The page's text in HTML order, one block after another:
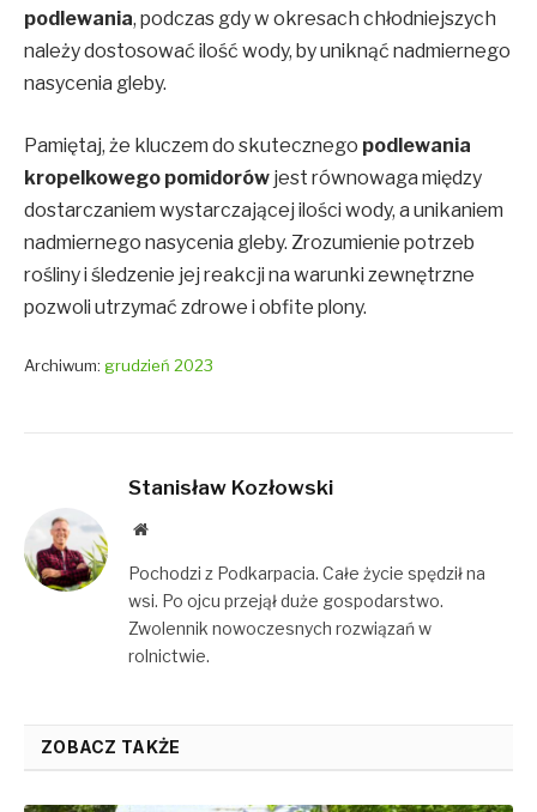
podlewania, podczas gdy w okresach chłodniejszych
należy dostosować ilość wody, by uniknąć nadmiernego
nasycenia gleby.
Pamiętaj, że kluczem do skutecznego podlewania
kropelkowego pomidorów jest równowaga między
dostarczaniem wystarczającej ilości wody, a unikaniem
nadmiernego nasycenia gleby. Zrozumienie potrzeb
rośliny i śledzenie jej reakcji na warunki zewnętrzne
pozwoli utrzymać zdrowe i obfite plony.
Archiwum: grudzień 2023
Stanisław Kozłowski
Website
Pochodzi z Podkarpacia. Całe życie spędził na
wsi. Po ojcu przejął duże gospodarstwo.
Zwolennik nowoczesnych rozwiązań w
rolnictwie.
ZOBACZ TAKŻE